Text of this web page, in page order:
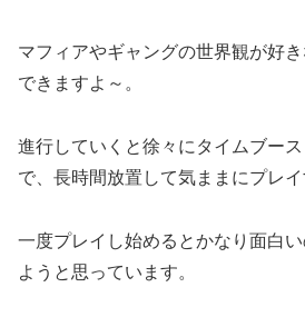
マフィアやギャングの世界観が好
できますよ～。
進行していくと徐々にタイムブー
で、長時間放置して気ままにプレイ
一度プレイし始めるとかなり面白
ようと思っています。